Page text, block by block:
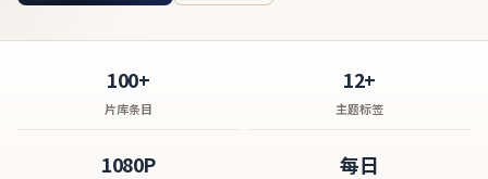
100+
片库条目
12+
主题标签
1080P 每日